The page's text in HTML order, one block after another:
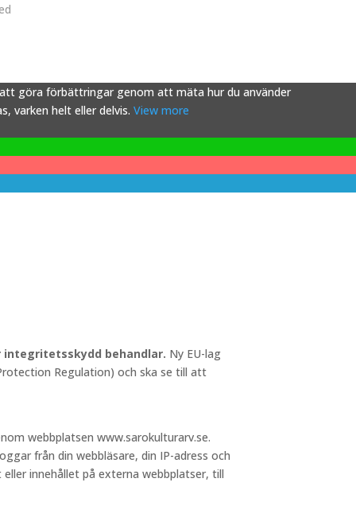
att göra förbättringar genom att mäta hur du använder
varken helt eller delvis. View more
behandlar. Ny EU-lag
Regulation) och ska se till att
webbplatsen www.sarokulturarv.se.
från din webbläsare, din IP-adress och
innehållet på externa webbplatser, till